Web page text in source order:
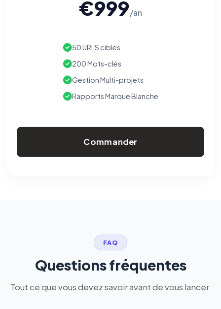
€999/an
50 URLS cibles
200 Mots-clés
Gestion Multi-projets
Rapports Marque Blanche
Commander
FAQ
Questions fréquentes
Tout ce que vous devez savoir avant de vous lancer.